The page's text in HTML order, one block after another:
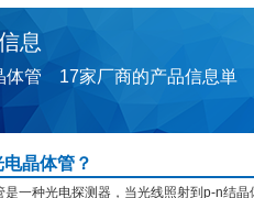
息
体管 17家厂商的产品信息単
晶体管？
是一种光电探测器，当光线照射到p-n结